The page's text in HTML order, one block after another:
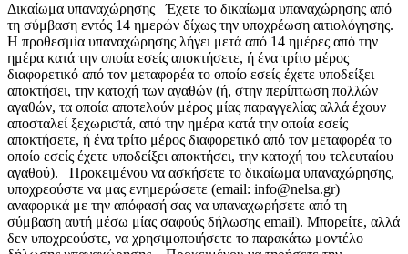
Δικαίωμα υπαναχώρησης Έχετε το δικαίωμα υπαναχώρησης από
τη σύμβαση εντός 14 ημερών δίχως την υποχρέωση αιτιολόγησης.
Η προθεσμία υπαναχώρησης λήγει μετά από 14 ημέρες από την
ημέρα κατά την οποία εσείς αποκτήσετε, ή ένα τρίτο μέρος
διαφορετικό από τον μεταφορέα το οποίο εσείς έχετε υποδείξει
αποκτήσει, την κατοχή των αγαθών (ή, στην περίπτωση πολλών
αγαθών, τα οποία αποτελούν μέρος μίας παραγγελίας αλλά έχουν
αποσταλεί ξεχωριστά, από την ημέρα κατά την οποία εσείς
αποκτήσετε, ή ένα τρίτο μέρος διαφορετικό από τον μεταφορέα το
οποίο εσείς έχετε υποδείξει αποκτήσει, την κατοχή του τελευταίου
αγαθού). Προκειμένου να ασκήσετε το δικαίωμα υπαναχώρησης,
υποχρεούστε να μας ενημερώσετε (email: info@nelsa.gr)
αναφορικά με την απόφασή σας να υπαναχωρήσετε από τη
σύμβαση αυτή μέσω μίας σαφούς δήλωσης email). Μπορείτε, αλλά
δεν υποχρεούστε, να χρησιμοποιήσετε το παρακάτω μοντέλο